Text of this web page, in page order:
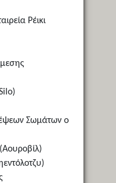
Ρέικι
Σωμάτων ο